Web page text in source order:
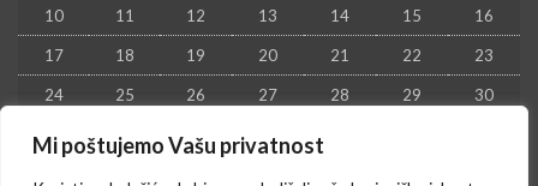
Mi poštujemo Vašu privatnost
10 11 12 13 14 15 16
17 18 19 20 21 22 23
24 25 26 27 28 29 30
31